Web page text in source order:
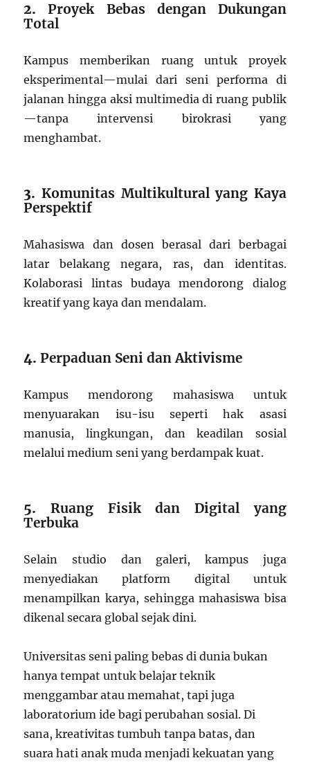
2.Proyek Bebas dengan Dukungan
Total
Kampus memberikan ruang untuk proyek
eksperimental—mulai dari seni performa di
jalanan hingga aksi multimedia di ruang publik
—tanpa intervensi birokrasi yang
menghambat.
3. Komunitas Multikultural yang Kaya
Perspektif
Mahasiswa dan dosen berasal dari berbagai
latar belakang negara, ras, dan identitas.
Kolaborasi lintas budaya mendorong dialog
kreatif yang kaya dan mendalam.
4.Perpaduan Seni dan Aktivisme
Kampus mendorong mahasiswa untuk
menyuarakan isu-isu seperti hak asasi
manusia, lingkungan, dan keadilan sosial
melalui medium seni yang berdampak kuat.
5.Ruang Fisik dan Digital yang
Terbuka
Selain studio dan galeri, kampus juga
menyediakan platform digital untuk
menampilkan karya, sehingga mahasiswa bisa
dikenal secara global sejak dini.
Universitas seni paling bebas di dunia bukan
hanya tempat untuk belajar teknik
menggambar atau memahat, tapi juga
laboratorium ide bagi perubahan sosial. Di
sana, kreativitas tumbuh tanpa batas, dan
suara hati anak muda menjadi kekuatan yang